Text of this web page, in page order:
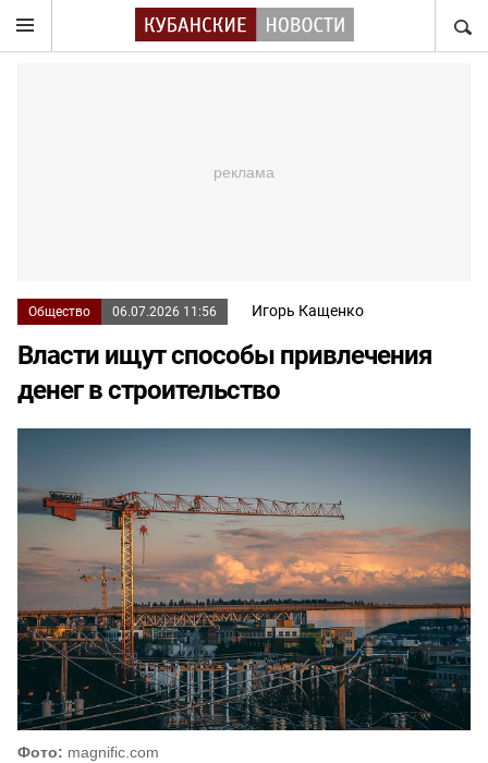
Общество 06.07.2026 11:56 Игорь Кащенко
Власти ищут способы привлечения
денег в строительство
Фото: magnific.com